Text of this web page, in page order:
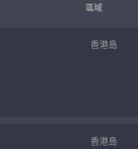
區域
香港島
香港島